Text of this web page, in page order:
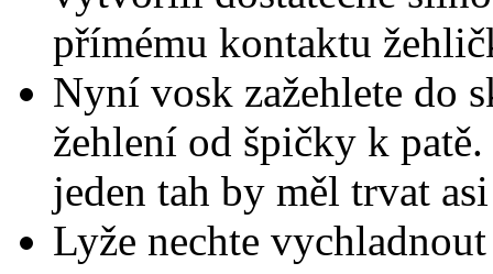
přímému kontaktu
Nyní vosk zažehlete do
žehlení od špičky k
jeden tah by měl trvat
Lyže nechte